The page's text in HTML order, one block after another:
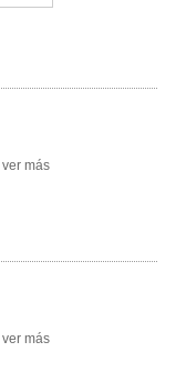
ver más
ver más